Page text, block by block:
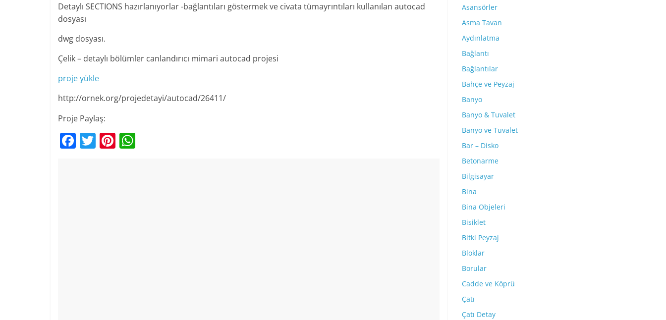
Detaylı SECTIONS hazırlanıyorlar -bağlantıları göstermek ve civata tümayrıntıları kullanılan autocad
dosyası
dwg dosyası.
Çelik – detaylı bölümler canlandırıcı mimari autocad projesi
proje yükle
http://ornek.org/projedetayi/autocad/26411/
Proje Paylaş:
F T Pi
Asansörler
Asma Tavan
Aydınlatma
Bağlantı
Bağlantılar
Bahçe ve Peyzaj
Banyo
Banyo & Tuvalet
Banyo ve Tuvalet
Bar – Disko
Betonarme
Bilgisayar
Bina
Bina Objeleri
Bisiklet
Bitki Peyzaj
Bloklar
Borular
Cadde ve Köprü
Çatı
Çatı Detay